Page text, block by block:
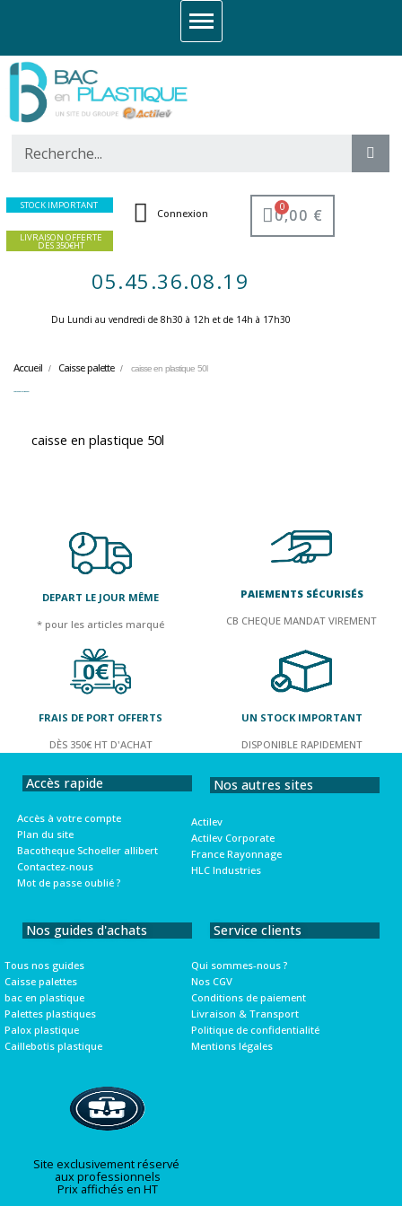
STOCK IMPORTANT
LIVRAISON OFFERTE
DES 350€HT
Connexion 0,00 €
05.45.36.08.19
Du Lundi au vendredi de 8h30 à 12h et de 14h à 17h30 ​
Accueil Caisse palette caisse en plastique 50l
caisse en plastique 50l
DEPART LE JOUR MÊME
* pour les articles marqué
PAIEMENTS SÉCURISÉS
CB CHEQUE MANDAT VIREMENT
FRAIS DE PORT OFFERTS
DÈS 350€ HT D'ACHAT
UN STOCK IMPORTANT
DISPONIBLE RAPIDEMENT
Accès rapide
Accès à votre compte
Plan du site
Bacotheque Schoeller allibert
Contactez-nous
Mot de passe oublié ?
Nos autres sites
Actilev
Actilev Corporate
France Rayonnage
HLC Industries
Nos guides d'achats
Tous nos guides
Caisse palettes
bac en plastique
Palettes plastiques
Palox plastique
Caillebotis plastique
Service clients
Qui sommes-nous ?
Nos CGV
Conditions de paiement
Livraison & Transport
Politique de confidentialité
Mentions légales
Site exclusivement réservé
aux professionnels
Prix affichés en HT